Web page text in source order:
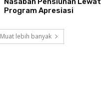
Program Apresiasi
Muat lebih banyak